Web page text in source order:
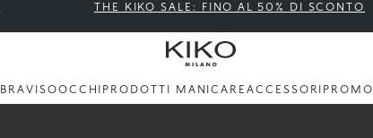
THE KIKO SALE: FINO AL 50% DI SCONTO
VISOOCCHI PRODOTTI MANICAREACCESSORI PROMO